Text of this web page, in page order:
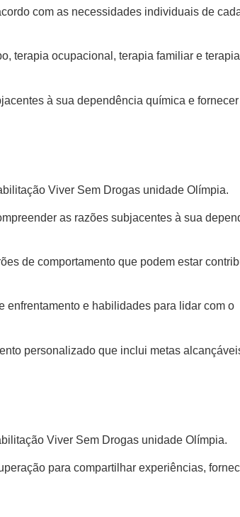
com as necessidades individuais de
terapia ocupacional, terapia familiar e terapia
à sua dependência química e
Viver Sem Drogas unidade Olímpia.
as razões subjacentes à sua
de comportamento que podem estar
e habilidades para lidar com o
personalizado que inclui metas
Viver Sem Drogas unidade Olímpia.
para compartilhar experiências,